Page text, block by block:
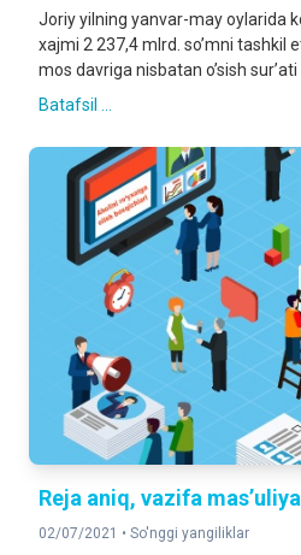
Joriy yilning yanvar-may oylarida
xajmi 2 237,4 mlrd. so’mni tashkil
mos davriga nisbatan o’sish
Batafsil ...
Reja aniq, vazifa
02/07/2021 • So'nggi yangiliklar